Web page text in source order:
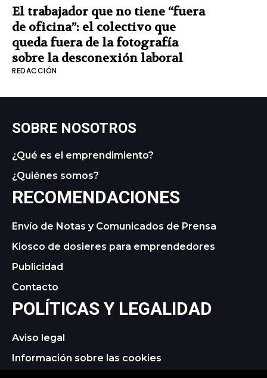
El trabajador que no tiene “fuera
de oficina”: el colectivo que
queda fuera de la fotografía
sobre la desconexión laboral
REDACCIÓN
SOBRE NOSOTROS
¿Qué es el emprendimiento?
¿Quiénes somos?
RECOMENDACIONES
Envío de Notas y Comunicados de Prensa
Kiosco de dosieres para emprendedores
Publicidad
Contacto
POLÍTICAS Y LEGALIDAD
Aviso legal
Información sobre las cookies